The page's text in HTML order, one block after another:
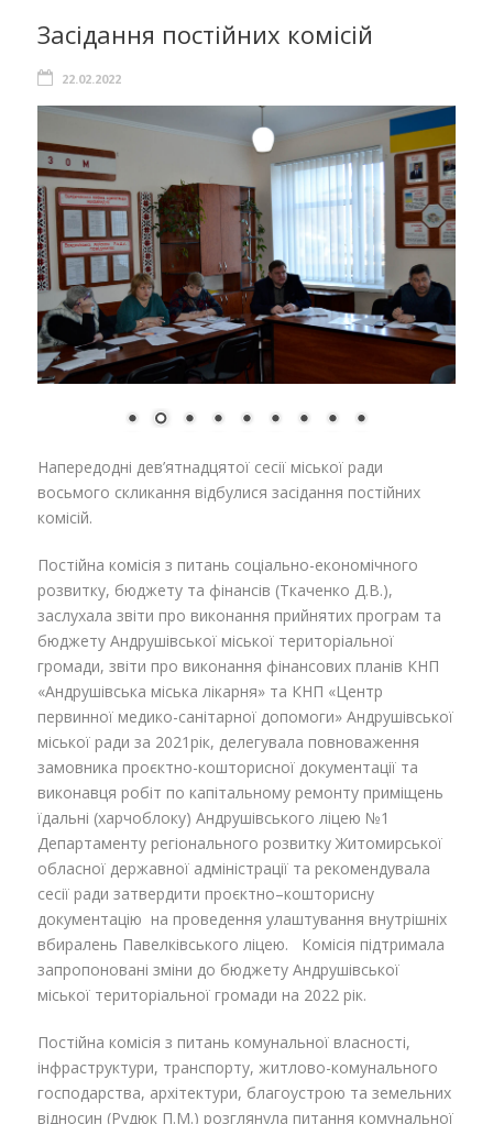
Засідання постійних комісій
22.02.2022
Напередодні дев’ятнадцятої сесії міської ради
восьмого скликання відбулися засідання постійних
комісій.
Постійна комісія з питань соціально-економічного
розвитку, бюджету та фінансів (Ткаченко Д.В.),
заслухала звіти про виконання прийнятих програм та
бюджету Андрушівської міської територіальної
громади, звіти про виконання фінансових планів КНП
«Андрушівська міська лікарня» та КНП «Центр
первинної медико-санітарної допомоги» Андрушівської
міської ради за 2021рік, делегувала повноваження
замовника проєктно-кошторисної документації та
виконавця робіт по капітальному ремонту приміщень
їдальні (харчоблоку) Андрушівського ліцею №1
Департаменту регіонального розвитку Житомирської
обласної державної адміністрації та рекомендувала
сесії ради затвердити проєктно–кошторисну
документацію на проведення улаштування внутрішніх
вбиралень Павелківського ліцею. Комісія підтримала
запропоновані зміни до бюджету Андрушівської
міської територіальної громади на 2022 рік.
Постійна комісія з питань комунальної власності,
інфраструктури, транспорту, житлово-комунального
господарства, архітектури, благоустрою та земельних
відносин (Рудюк П.М.) розглянула питання комунальної